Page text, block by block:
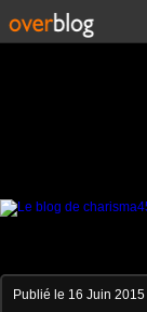
Publié le 16 Juin 2015